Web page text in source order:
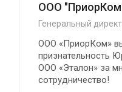
ООО
Генеральный
ООО «ПриорКом»
признательность
ООО «Эталон» за
сотрудничество!